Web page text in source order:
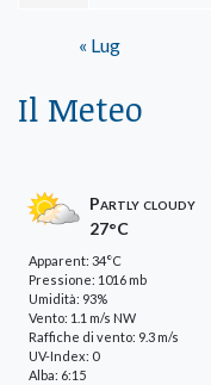
« Lug
Il Meteo
Partly cloudy
27°C
Apparent: 34°C
Pressione: 1016 mb
Umidità: 93%
Vento: 1.1 m/s NW
Raffiche di vento: 9.3 m/s
UV-Index: 0
Alba: 6:15